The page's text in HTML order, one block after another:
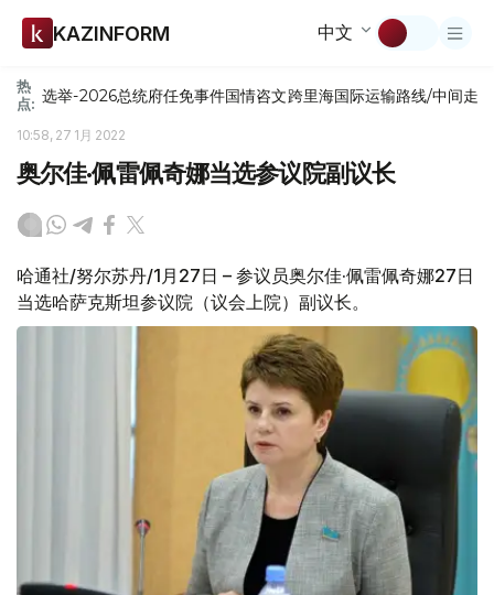
KAZINFORM 中文
热
点: 选举-2026总统府任免事件国情咨文跨里海国际运输路线/中间走廊
10:58, 27 1月 2022
奥尔佳·佩雷佩奇娜当选参议院副议长
哈通社/努尔苏丹/1月27日 – 参议员奥尔佳·佩雷佩奇娜27日
当选哈萨克斯坦参议院（议会上院）副议长。